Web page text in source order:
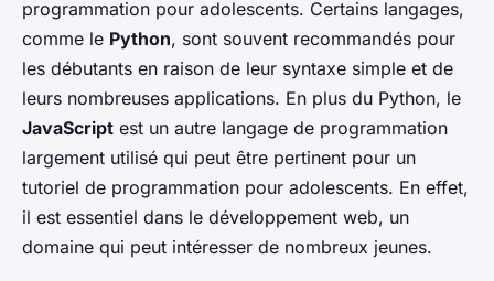
programmation pour adolescents. Certains langages,
comme le Python, sont souvent recommandés pour
les débutants en raison de leur syntaxe simple et de
leurs nombreuses applications. En plus du Python, le
JavaScript est un autre langage de programmation
largement utilisé qui peut être pertinent pour un
tutoriel de programmation pour adolescents. En effet,
il est essentiel dans le développement web, un
domaine qui peut intéresser de nombreux jeunes.